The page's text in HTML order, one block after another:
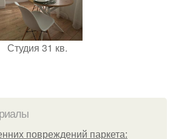
Студия 31 кв.
повреждений паркета: